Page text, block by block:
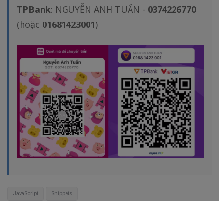
TPBank: NGUYỄN ANH TUẤN - 0374226770
(hoặc 01681423001)
JavaScript Snippets